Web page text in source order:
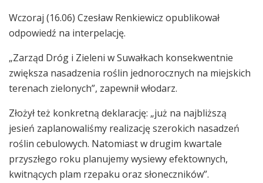
Wczoraj (16.06) Czesław Renkiewicz opublikował
odpowiedź na interpelację.
„Zarząd Dróg i Zieleni w Suwałkach konsekwentnie
zwiększa nasadzenia roślin jednorocznych na miejskich
terenach zielonych”, zapewnił włodarz.
Złożył też konkretną deklarację: „już na najbliższą
jesień zaplanowaliśmy realizację szerokich nasadzeń
roślin cebulowych. Natomiast w drugim kwartale
przyszłego roku planujemy wysiewy efektownych,
kwitnących plam rzepaku oraz słoneczników”.